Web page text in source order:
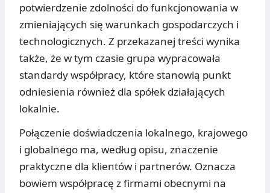
potwierdzenie zdolności do funkcjonowania w
zmieniających się warunkach gospodarczych i
technologicznych. Z przekazanej treści wynika
także, że w tym czasie grupa wypracowała
standardy współpracy, które stanowią punkt
odniesienia również dla spółek działających
lokalnie.
Połączenie doświadczenia lokalnego, krajowego
i globalnego ma, według opisu, znaczenie
praktyczne dla klientów i partnerów. Oznacza
bowiem współpracę z firmami obecnymi na